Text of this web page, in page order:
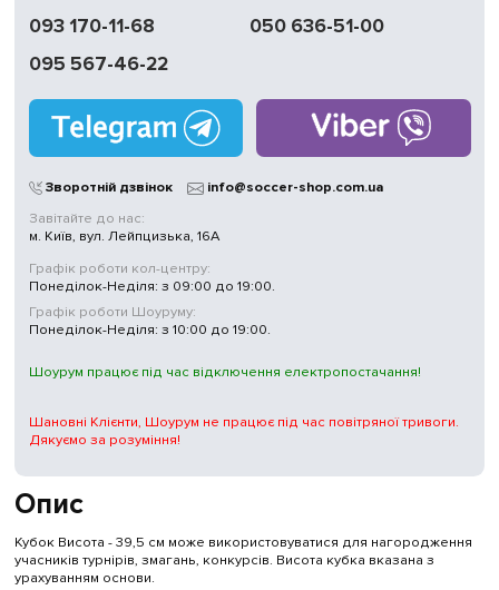
Опис
Кубок Висота - 39,5 см може використовуватися для нагородження
учасників турнірів, змагань, конкурсів. Висота кубка вказана з
урахуванням основи.
093 170-11-68
050 636-51-00
095 567-46-22
Зворотній дзвінок
info@soccer-shop.com.ua
Завітайте до нас:
м. Київ, вул. Лейпцизька, 16А
Графік роботи кол-центру:
Понеділок-Неділя: з 09:00 до 19:00.
Графік роботи Шоуруму:
Понеділок-Неділя: з 10:00 до 19:00.
Шоурум працює під час відключення електропостачання!
Шановні Клієнти, Шоурум не працює під час повітряної тривоги.
Дякуємо за розуміння!